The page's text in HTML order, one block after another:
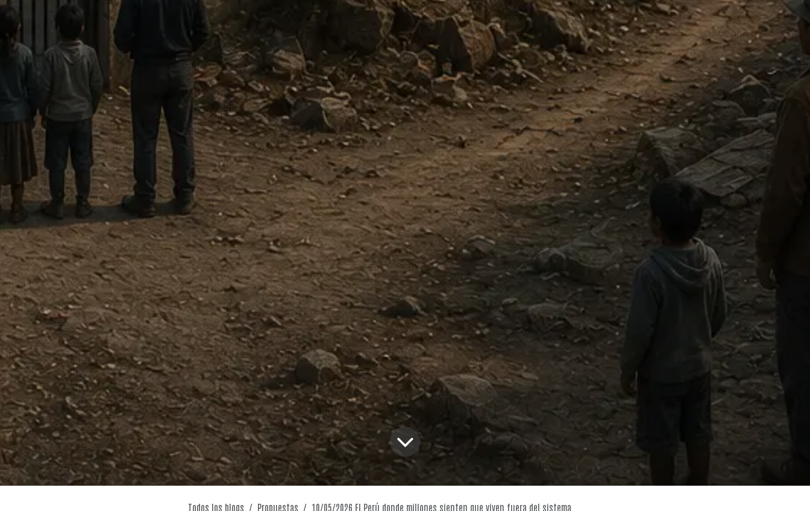
Todos los blogs Propuestas 10/05/2026 El Perú donde millones sienten que viven fuera del sistema